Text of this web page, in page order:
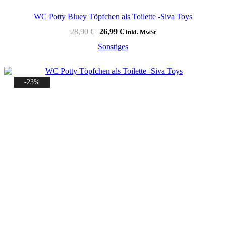
WC Potty Bluey Töpfchen als Toilette -Siva Toys
28,90€ Ursprünglicher
war:
26,99 €Aktueller
ist:
inkl. MwSt
Sonstiges
-23%